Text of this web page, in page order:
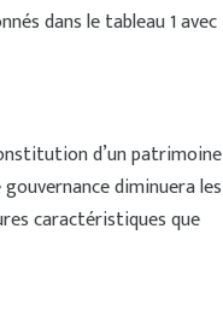
dans le tableau 1 avec
d’un patrimoine
diminuera les
caractéristiques que